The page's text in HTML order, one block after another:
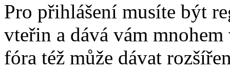
Pro přihlášení musíte být
vteřin a dává vám
fóra též může dávat